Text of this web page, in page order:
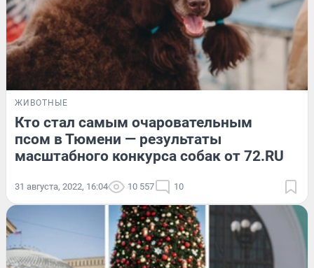
ЖИВОТНЫЕ
Кто стал самым очаровательным
псом в Тюмени — результаты
масштабного конкурса собак от 72.RU
31 августа, 2022, 16:04 10 557 10